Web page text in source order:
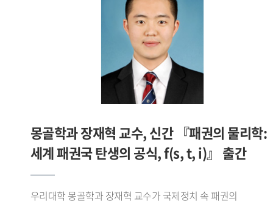
노력했습니다. 그러한 노력의 결과가 최우수 강의 평가로
돌아온 게 아닐까 싶습니다. - 기억에 남는 연구성과와
대외활동이 있다면 들려주십시오.싱가포르 국립대학교에서
공부할 때 이주민 연구를 많이 진행했습니다. 언어학과 이주민
연구는 차이가 큽니다. 우리나라에 동남아시아에서 넘어온
이주민이 점차 늘고 있어 우리 국민과 이주민이 상생하는
사회서비스 개발 활동을 적극적으로 진행하고 있습니다.
최근에는 보건복지부 사업으로 태국어 의료통역사 양성과정을
개설했고, BBB코리아의 태국어 전화통역사 심사 양성과정,
강의를 볼 수 있는 KOCW 사이트에서는 제가 올린 태국어 교육
긴장감과 분주함을 드러낸다. 또한 화면 속 바다는 단순한
배경을 넘어 희망과 미지의 세계를 암시하는 공간으로
제시된다. 작가는 빛과 어둠이 교차하는 순간의 서정성을
포착하는 데 이번 작업의 핵심이 있었다고 설명했다. 절제된
붓질과 그에 대비되는 부드러운 색의 흐름을 통해 감정의 결을
표현하고자 했으며, 그렇게 부산 남항의 밤은 떠남과 머묾이
『권력은 언어를 타고 흐른다』를 통해 언어와 권력, 프레임,
정치 담론의 관계를 인문학적으로 탐구하며, 언어가 단순한
의사소통 수단을 넘어 사회와 현실을 구성하는 힘이라는 점을
『쇼펜하우어의 논쟁 전략』에서는 쇼펜하우어의 『논쟁에서
몽골학과 장재혁 교수, 신간 『패권의 물리학:
세계 패권국 탄생의 공식, f(s, t, i)』 출간
우리대학 몽골학과 장재혁 교수가 국제정치 속 패권의